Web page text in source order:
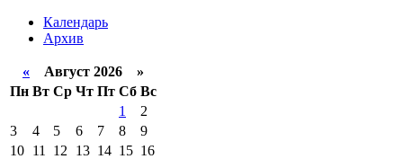
Календарь
Архив
« Август 2026 »
Пн Вт Ср Чт Пт Сб Вс
1
2
3
4 5 6 7 8
9
10 11 12 13 14 15 16